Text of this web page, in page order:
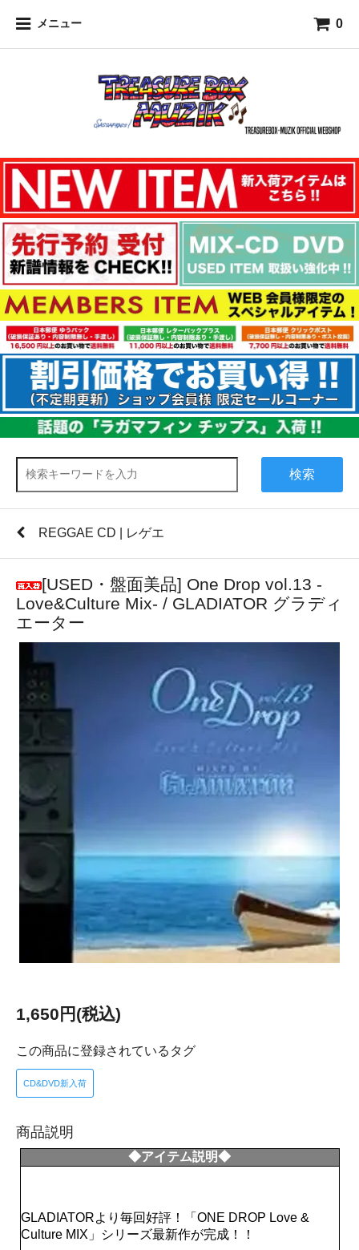
メニュー 0
検索
REGGAE CD | レゲエ
[USED・盤面美品] One Drop vol.13 -
Love&Culture Mix- / GLADIATOR グラディ
エーター
1,650円(税込)
この商品に登録されているタグ
CD&DVD新入荷
商品説明
◆アイテム説明◆
GLADIATORより毎回好評！「ONE DROP Love &
Culture MIX」シリーズ最新作が完成！！